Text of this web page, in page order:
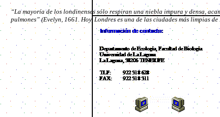
“La mayoría de los londinenses sólo respiran una niebla impura y densa,
pulmones” (Evelyn, 1661. Hoy, Londres es una de las ciudades más limpias